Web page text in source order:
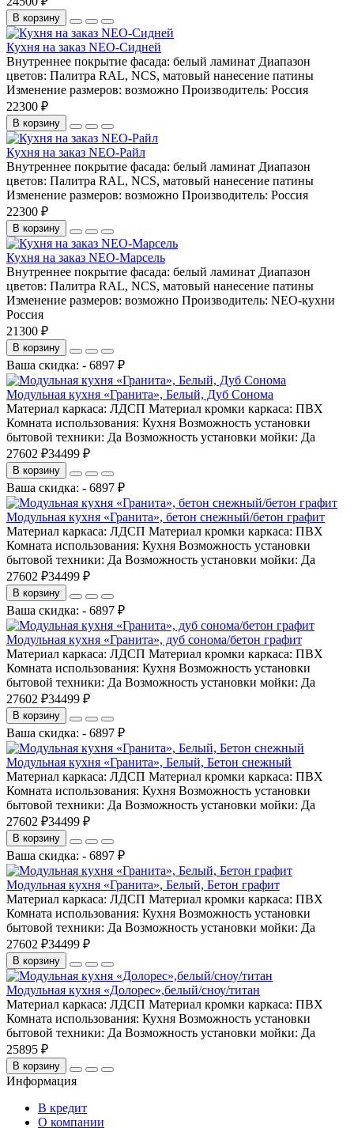
В корзину
Кухня на заказ NEO-Сидней
Внутреннее покрытие фасада: белый ламинат Диапазон
цветов: Палитра RAL, NCS, матовый нанесение патины
Изменение размеров: возможно Производитель: Россия
22300 ₽
В корзину
Кухня на заказ NEO-Райл
Внутреннее покрытие фасада: белый ламинат Диапазон
цветов: Палитра RAL, NCS, матовый нанесение патины
Изменение размеров: возможно Производитель: Россия
22300 ₽
В корзину
Кухня на заказ NEO-Марсель
Внутреннее покрытие фасада: белый ламинат Диапазон
цветов: Палитра RAL, NCS, матовый нанесение патины
Изменение размеров: возможно Производитель: NEO-кухни
Россия
21300 ₽
В корзину
Ваша скидка: - 6897 ₽
Модульная кухня «Гранита», Белый, Дуб Сонома
Материал каркаса: ЛДСП Материал кромки каркаса: ПВХ
Комната использования: Кухня Возможность установки
бытовой техники: Да Возможность установки мойки: Да
27602 ₽34499 ₽
В корзину
Ваша скидка: - 6897 ₽
Модульная кухня «Гранита», бетон снежный/бетон графит
Материал каркаса: ЛДСП Материал кромки каркаса: ПВХ
Комната использования: Кухня Возможность установки
бытовой техники: Да Возможность установки мойки: Да
27602 ₽34499 ₽
В корзину
Ваша скидка: - 6897 ₽
Модульная кухня «Гранита», дуб сонома/бетон графит
Материал каркаса: ЛДСП Материал кромки каркаса: ПВХ
Комната использования: Кухня Возможность установки
бытовой техники: Да Возможность установки мойки: Да
27602 ₽34499 ₽
В корзину
Ваша скидка: - 6897 ₽
Модульная кухня «Гранита», Белый, Бетон снежный
Материал каркаса: ЛДСП Материал кромки каркаса: ПВХ
Комната использования: Кухня Возможность установки
бытовой техники: Да Возможность установки мойки: Да
27602 ₽34499 ₽
В корзину
Ваша скидка: - 6897 ₽
Модульная кухня «Гранита», Белый, Бетон графит
Материал каркаса: ЛДСП Материал кромки каркаса: ПВХ
Комната использования: Кухня Возможность установки
бытовой техники: Да Возможность установки мойки: Да
27602 ₽34499 ₽
В корзину
Модульная кухня «Долорес»,белый/сноу/титан
Материал каркаса: ЛДСП Материал кромки каркаса: ПВХ
Комната использования: Кухня Возможность установки
бытовой техники: Да Возможность установки мойки: Да
25895 ₽
В корзину
Информация
В кредит
О компании